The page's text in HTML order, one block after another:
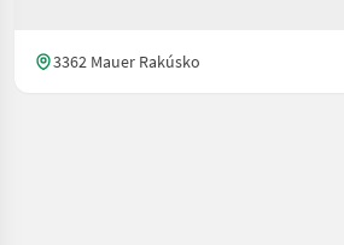
3362 Mauer Rakúsko